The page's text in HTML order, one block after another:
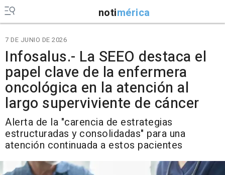
notimérica
7 DE JUNIO DE 2026
Infosalus.- La SEEO destaca el
papel clave de la enfermera
oncológica en la atención al
largo superviviente de cáncer
Alerta de la "carencia de estrategias
estructuradas y consolidadas" para una
atención continuada a estos pacientes